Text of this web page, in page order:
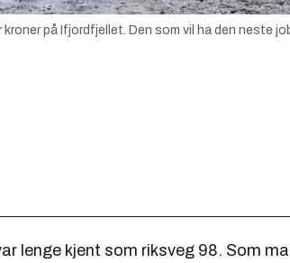
på Ifjordfjellet. Den som vil ha den neste
lenge kjent som riksveg 98. Som